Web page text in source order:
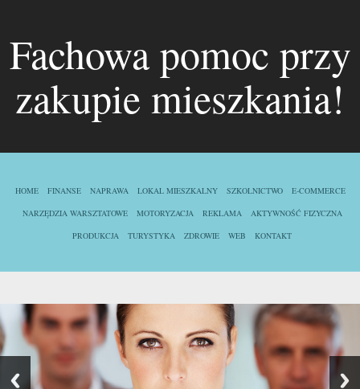
Fachowa pomoc przy
zakupie mieszkania!
HOME FINANSE NAPRAWA LOKAL MIESZKALNY SZKOLNICTWO
E-COMMERCE
NARZĘDZIA WARSZTATOWE
MOTORYZACJA REKLAMA
AKTYWNOŚĆ FIZYCZNA
PRODUKCJA
TURYSTYKA ZDROWIE WEB KONTAKT